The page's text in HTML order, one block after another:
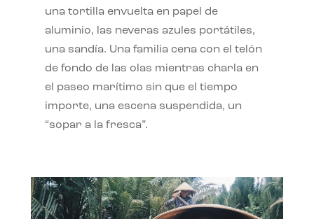
una tortilla envuelta en papel de
aluminio, las neveras azules portátiles,
una sandía. Una familia cena con el telón
de fondo de las olas mientras charla en
el paseo marítimo sin que el tiempo
importe, una escena suspendida, un
“sopar a la fresca”.